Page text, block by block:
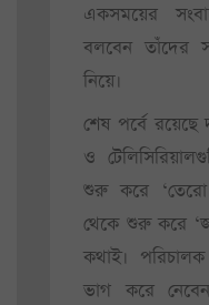
একসময়ের
বলবেন তাঁদের
নিয়ে।
শেষ পর্বে রয়েছে
ও
শুরু করে ‘তেরো
থেকে শুরু করে
কথাই।
ভাগ করে